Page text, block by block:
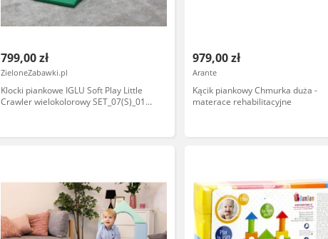
799,00 zł
ZieloneZabawki.pl
Klocki piankowe IGLU Soft Play Little
Crawler wielokolorowy SET_07(S)_01
979,00 zł
Arante
Kącik piankowy Chmurka duża -
materace rehabilitacyjne